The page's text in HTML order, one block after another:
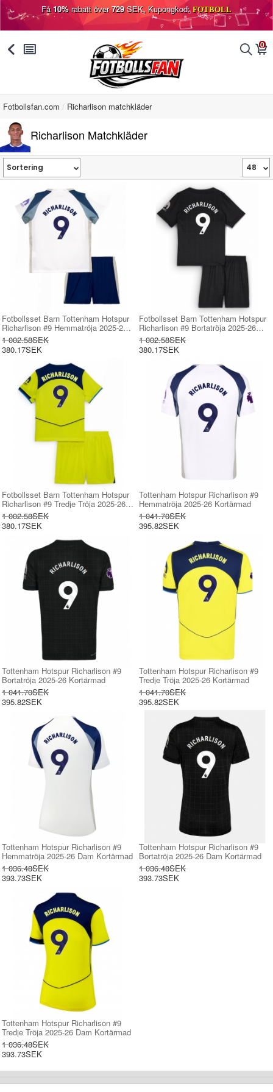
Få10%rabatt över729SEK, Kupongkod: FOTBOLL
󰅯 󰂩 󰂨 0
󰃦
Fotbollsfan.com Richarlison matchkläder
Richarlison Matchkläder
Fotbollsset Barn Tottenham Hotspur
Richarlison #9 Hemmatröja 2025-26
Mini-Kit Kortärmad (+ korta byxor)
1 002.58SEK
380.17SEK
Fotbollsset Barn Tottenham Hotspur
Richarlison #9 Bortatröja 2025-26
Mini-Kit Kortärmad (+ korta byxor)
1 002.58SEK
380.17SEK
Fotbollsset Barn Tottenham Hotspur
Richarlison #9 Tredje Tröja 2025-26
Mini-Kit Kortärmad (+ korta byxor)
1 002.58SEK
380.17SEK
Tottenham Hotspur Richarlison #9
Hemmatröja 2025-26 Kortärmad
1 041.70SEK
395.82SEK
Tottenham Hotspur Richarlison #9
Bortatröja 2025-26 Kortärmad
1 041.70SEK
395.82SEK
Tottenham Hotspur Richarlison #9
Tredje Tröja 2025-26 Kortärmad
1 041.70SEK
395.82SEK
Tottenham Hotspur Richarlison #9
Hemmatröja 2025-26 Dam Kortärmad
1 036.48SEK
393.73SEK
Tottenham Hotspur Richarlison #9
Bortatröja 2025-26 Dam Kortärmad
1 036.48SEK
393.73SEK
Tottenham Hotspur Richarlison #9
Tredje Tröja 2025-26 Dam Kortärmad
1 036.48SEK
393.73SEK